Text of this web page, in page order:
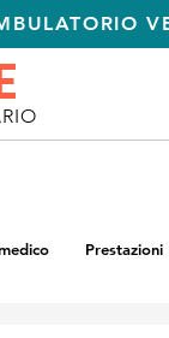
Prestazioni